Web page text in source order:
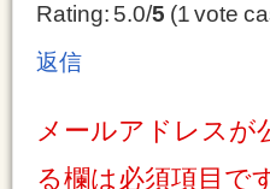
Rating: 5.0/5 (1 vote
返信
メールアドレス
る欄は必須項目で